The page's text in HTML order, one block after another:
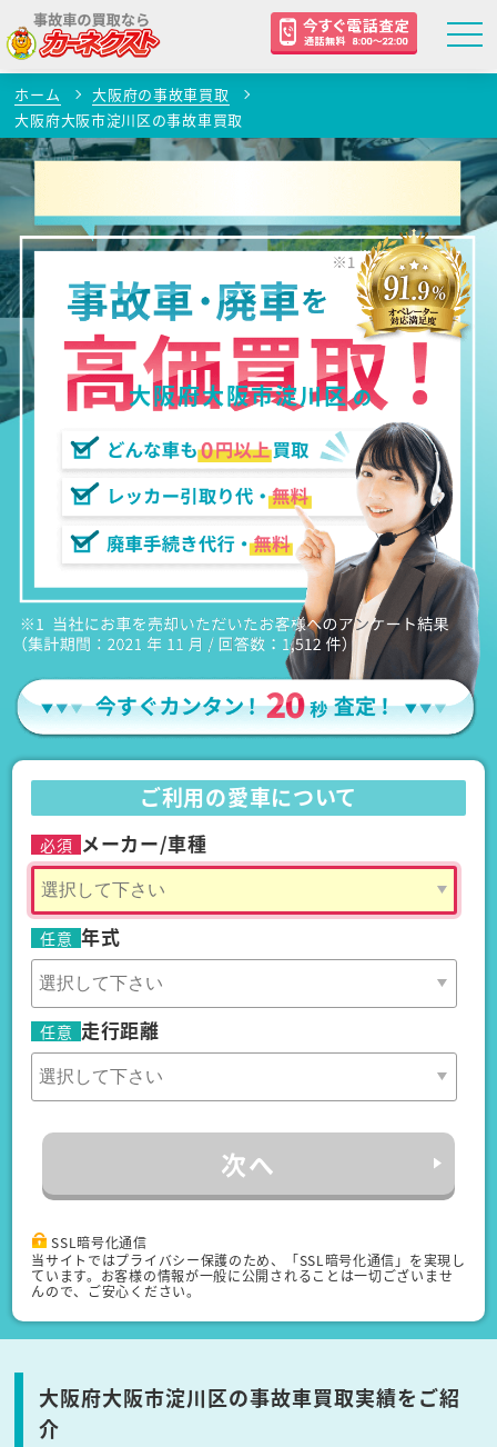
ホーム
大阪府の事故車買取
大阪府大阪市淀川区の事故車買取
大阪府大阪市淀川区の
ご利用の愛車について
必須 メーカー/車種
任意 年式
任意 走行距離
次へ
SSL暗号化通信
当サイトではプライバシー保護のため、「SSL暗号化通信」を実現し
ています。お客様の情報が一般に公開されることは一切ございませ
んので、ご安心ください。
大阪府大阪市淀川区の事故車買取実績をご紹
介